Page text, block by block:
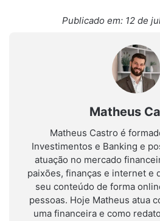
Publicado em: 12 de
Matheus
Matheus Castro é
Investimentos e Banking e
atuação no mercado
paixões, finanças e internet e
seu conteúdo de forma
pessoas. Hoje Matheus atua
uma financeira e como